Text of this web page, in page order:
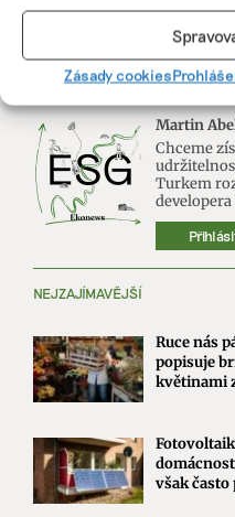
Zásady cookies
NEJNOVĚJŠÍ PODCAST
Martin
Chceme
Turkem
NEJZAJÍMAVĚJŠÍ
Ruce nás
popisuje
květinami
však